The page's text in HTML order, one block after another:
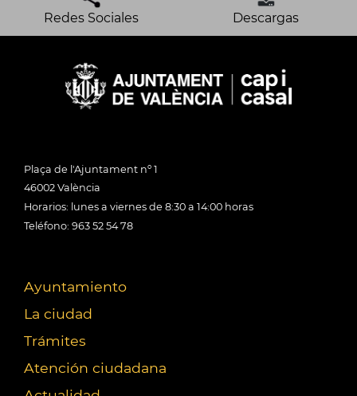
Redes Sociales Descargas
Plaça de l'Ajuntament nº 1
46002 València
Horarios: lunes a viernes de 8:30 a 14:00 horas
Teléfono: 963 52 54 78
Ayuntamiento
La ciudad
Trámites
Atención ciudadana